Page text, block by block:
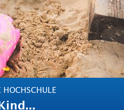
Webmail Moodle
English
HOCHSCHULE